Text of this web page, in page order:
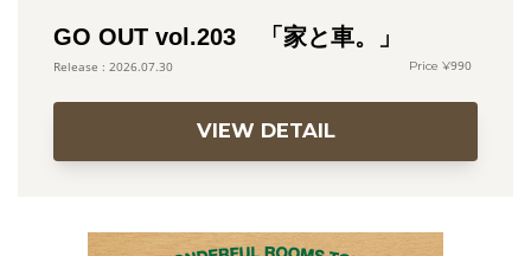
GO OUT vol.203 「家と車。」
2026.07.30 990
VIEW DETAIL